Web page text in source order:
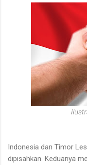
Indonesia dan Timor
dipisahkan. Keduanya